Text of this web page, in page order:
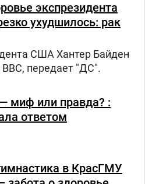
экспрезидента
ухудшилось: рак
США Хантер Байден
передает "ДС".
миф или правда? :
ответом
в КрасГМУ